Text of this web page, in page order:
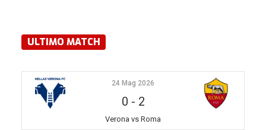
ULTIMO MATCH
24 Mag 2026
0 - 2
Verona vs Roma